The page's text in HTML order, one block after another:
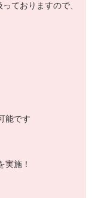
ておりますので、
能です
実施！